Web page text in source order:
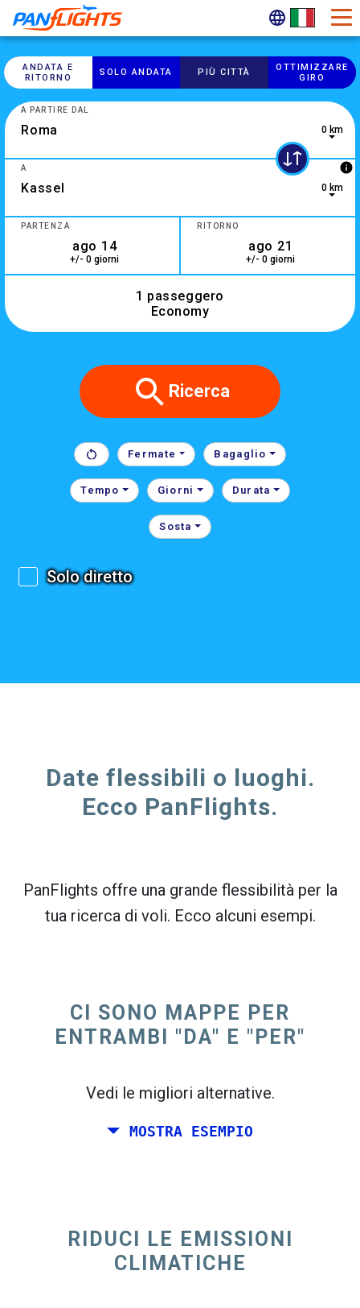
ANDATA E
RITORNO
SOLO ANDATA PIÙ CITTÀ
OTTIMIZZARE
GIRO
A PARTIRE DAL
0 km
2 results are available, use up and down arrow keys to
A info
0 km
PARTENZA
+/- 0 giorni
RITORNO
+/- 0 giorni
1 passeggero
Economy
Ricerca
Fermate Bagaglio
Tempo Giorni Durata
Sosta
Solo diretto
Date flessibili o luoghi.
Ecco PanFlights.
PanFlights offre una grande flessibilità per la
tua ricerca di voli. Ecco alcuni esempi.
CI SONO MAPPE PER
ENTRAMBI "DA" E "PER"
Vedi le migliori alternative.
MOSTRA ESEMPIO
RIDUCI LE EMISSIONI
CLIMATICHE